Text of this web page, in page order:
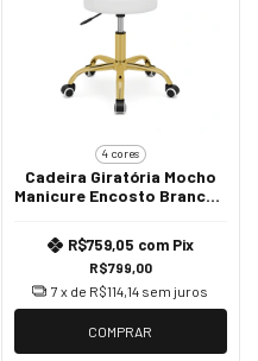
4 cores
Cadeira Giratória Mocho
Manicure Encosto Branca -
R$799,00
R$759,05 com Pix
7 x de R$114,14 sem juros
COMPRAR